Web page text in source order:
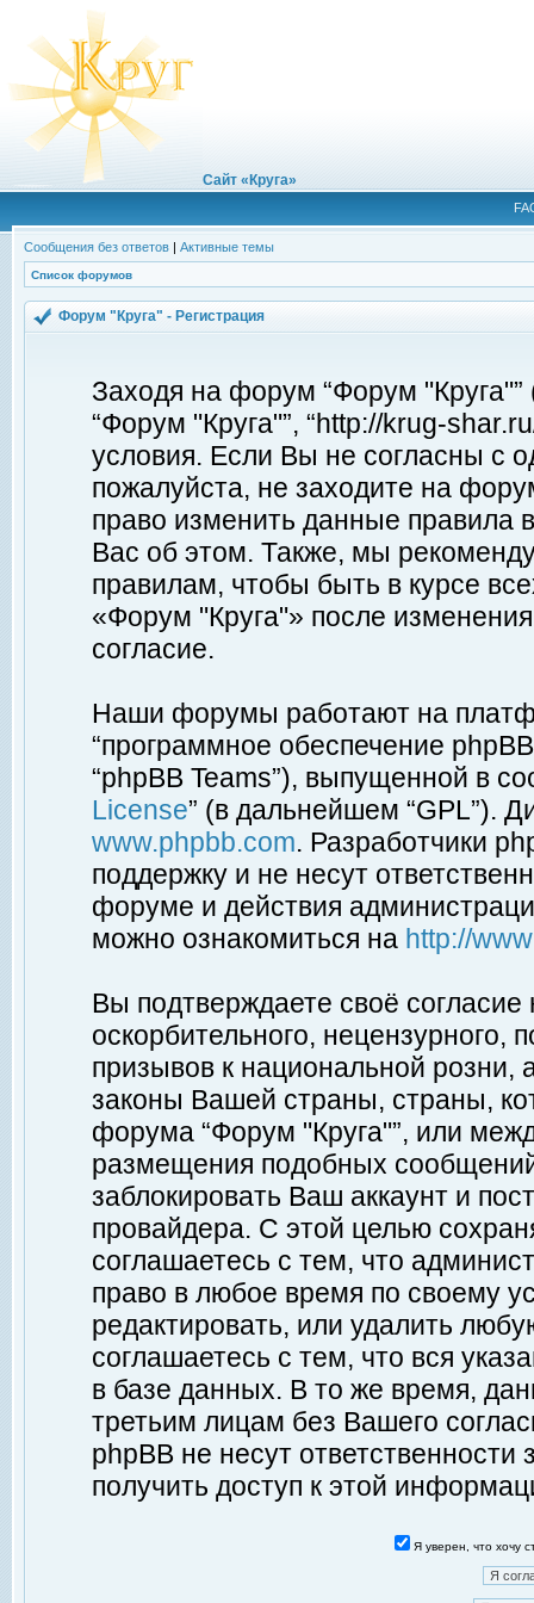
Сайт «Круга»
Сообщения без ответов | Активные темы
Список форумов
Форум "Круга" - Регистрация
Заходя на форум “Форум
“Форум "Круга"”, “http://krug-
условия. Если Вы не согласны с
пожалуйста, не заходите на
право изменить данные правила
Вас об этом. Также, мы
правилам, чтобы быть в курсе
«Форум "Круга"» после
согласие.
Наши форумы работают на
“программное обеспечение
“phpBB Teams”), выпущенной в
License” (в дальнейшем “GPL”).
www.phpbb.com. Разработчики
поддержку и не несут
форуме и действия
можно ознакомиться на http://
Вы подтверждаете своё
оскорбительного, нецензурного,
призывов к национальной
законы Вашей страны, страны,
форума “Форум "Круга"”, или
размещения подобных
заблокировать Ваш аккаунт и
провайдера. С этой целью
соглашаетесь с тем, что
право в любое время по своему
редактировать, или удалить
соглашаетесь с тем, что вся
в базе данных. В то же время,
третьим лицам без Вашего
phpBB не несут ответственности
получить доступ к этой
Я уверен, что хочу